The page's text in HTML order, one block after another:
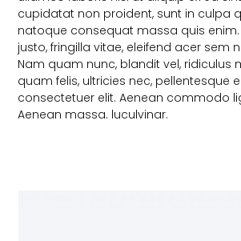
cupidatat non proident, sunt in culpa
natoque consequat massa quis
justo, fringilla vitae, eleifend acer sem
Nam quam nunc, blandit vel, ridiculus
quam felis, ultricies nec, pellentesque
consectetuer elit. Aenean commodo
Aenean massa. luculvinar.